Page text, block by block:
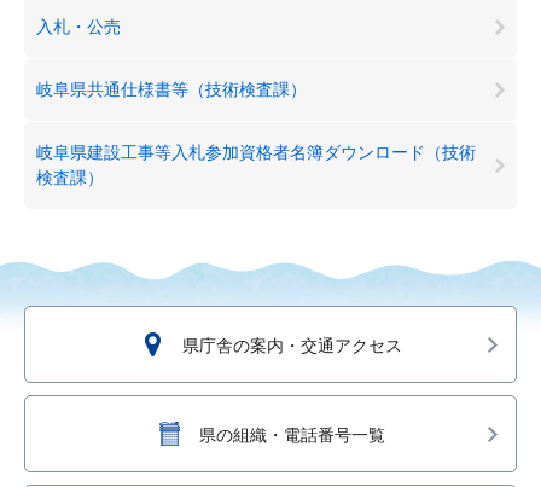
入札・公売
岐阜県共通仕様書等（技術検査課）
岐阜県建設工事等入札参加資格者名簿ダウンロード（技術
検査課）
県庁舎の案内・交通アクセス
県の組織・電話番号一覧